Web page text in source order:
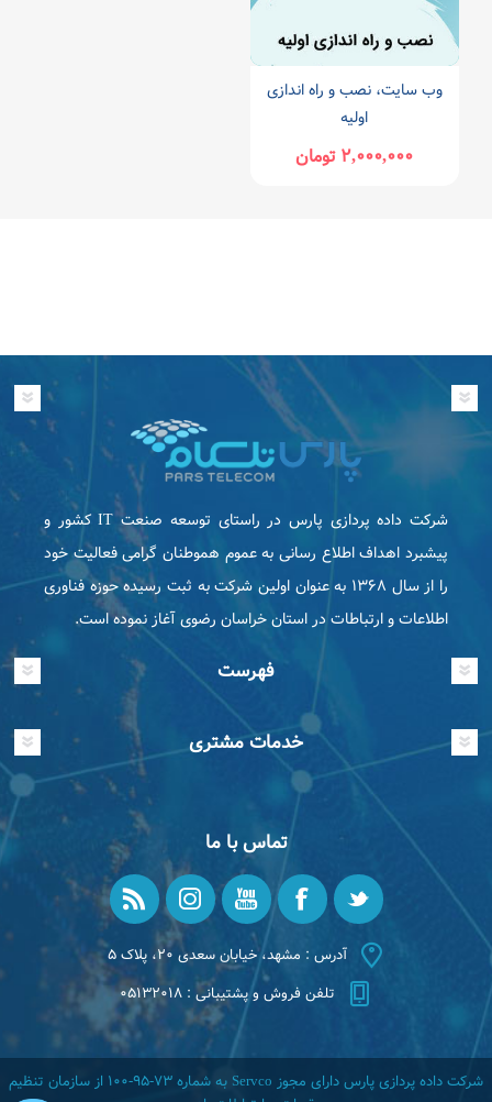
وب سایت، نصب و راه اندازی
اولیه
۲,۰۰۰,۰۰۰ تومان
شرکت داده پردازی پارس در راستای توسعه صنعت IT كشور و
پیشبرد اهداف اطلاع رسانی به عموم هموطنان گرامی فعاليت خود
را از سال ۱۳۶۸ به عنوان اولین شرکت به ثبت رسیده حوزه فناوری
اطلاعات و ارتباطات در استان خراسان رضوی آغاز نموده است.
فهرست
خدمات مشتری
تماس با ما
آدرس : مشهد، خیابان سعدی ۲۰، پلاک ۵
تلفن فروش و پشتیبانی : ۰۵۱۳۲۰۱۸
شرکت داده پردازی پارس دارای مجوز Servco به شماره ۷۳-۹۵-۱۰۰ از سازمان تنظیم